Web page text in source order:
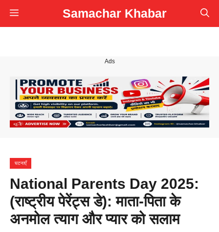
Skip
to
Samachar Khabar
Menu
Ads
घटनाएँ
National Parents Day 2025:
(राष्ट्रीय पेरेंट्स डे): माता-पिता के
अनमोल त्याग और प्यार को सलाम